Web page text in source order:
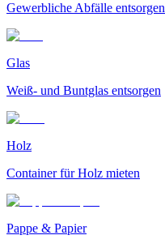
Gewerbliche Abfälle entsorgen
Glas
Weiß- und Buntglas entsorgen
Holz
Container für Holz mieten
Pappe & Papier